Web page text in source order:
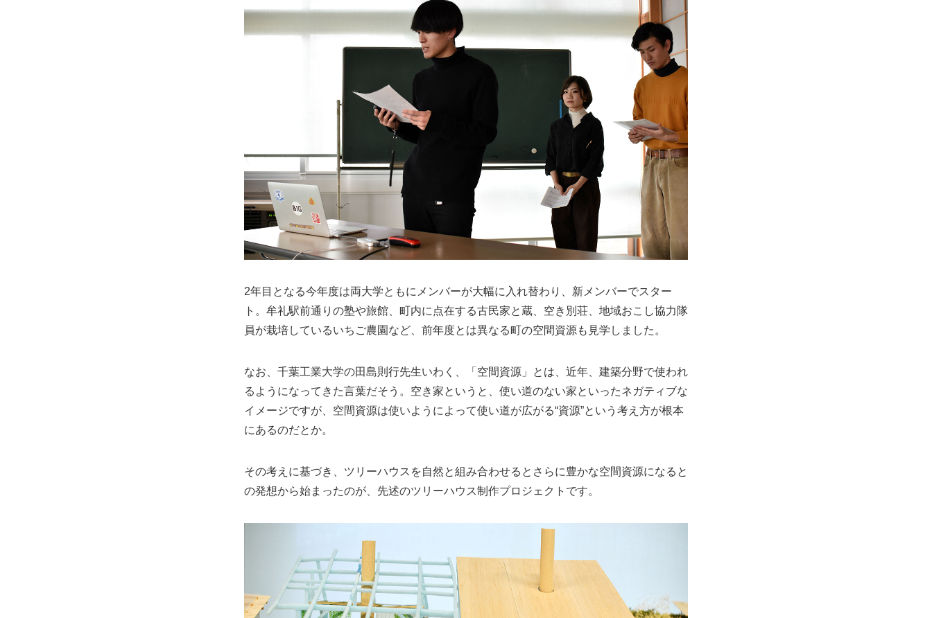
2年目となる今年度は両大学ともにメンバーが大幅に入れ替わり、新メンバーでスター
ト。牟礼駅前通りの塾や旅館、町内に点在する古民家と蔵、空き別荘、地域おこし協力隊
員が栽培しているいちご農園など、前年度とは異なる町の空間資源も見学しました。
なお、千葉工業大学の田島則行先生いわく、「空間資源」とは、近年、建築分野で使われ
るようになってきた言葉だそう。空き家というと、使い道のない家といったネガティブな
イメージですが、空間資源は使いようによって使い道が広がる“資源”という考え方が根本
にあるのだとか。
その考えに基づき、ツリーハウスを自然と組み合わせるとさらに豊かな空間資源になると
の発想から始まったのが、先述のツリーハウス制作プロジェクトです。